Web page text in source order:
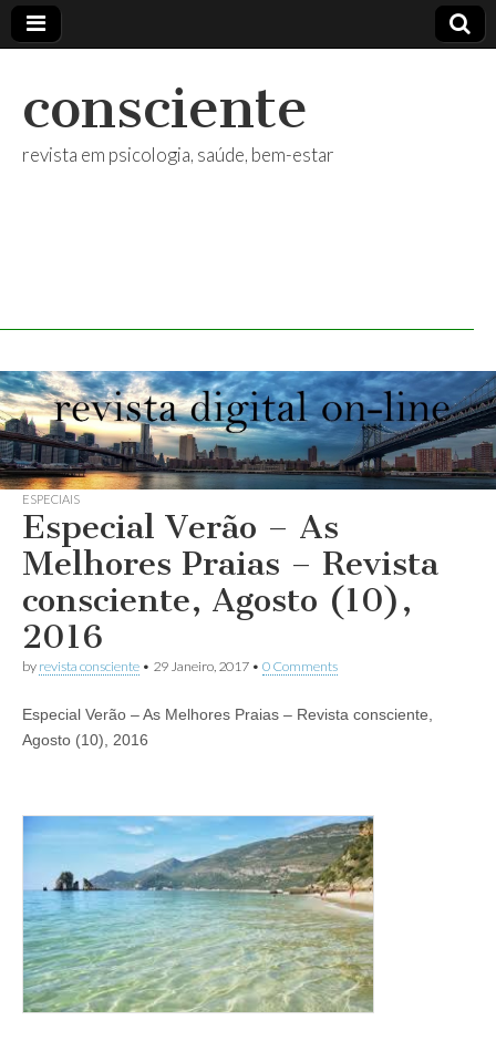
consciente
revista em psicologia, saúde, bem-estar
ESPECIAIS
Especial Verão – As
Melhores Praias – Revista
consciente, Agosto (10),
2016
by revista consciente • 29 Janeiro, 2017 • 0 Comments
Especial Verão – As Melhores Praias – Revista consciente,
Agosto (10), 2016